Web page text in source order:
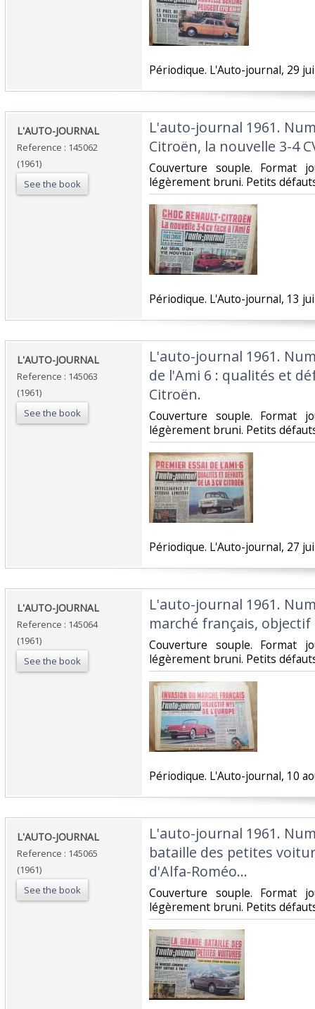
‎Périodique. L'Auto-journal, 29
‎L'AUTO-JOURNAL ‎
Reference : 145062
(1961)
See the book
‎L'auto-journal 1961.
Citroën, la nouvelle 3-4
‎Couverture souple. Format
légèrement bruni. Petits
‎Périodique. L'Auto-journal, 13
‎L'AUTO-JOURNAL ‎
Reference : 145063
(1961)
See the book
‎L'auto-journal 1961.
de l'Ami 6 : qualités et
Citroën.‎
‎Couverture souple. Format
légèrement bruni. Petits
‎Périodique. L'Auto-journal, 27
‎L'AUTO-JOURNAL ‎
Reference : 145064
(1961)
See the book
‎L'auto-journal 1961.
marché français, objectif
‎Couverture souple. Format
légèrement bruni. Petits
‎Périodique. L'Auto-journal, 10
‎L'AUTO-JOURNAL ‎
Reference : 145065
(1961)
See the book
‎L'auto-journal 1961.
bataille des petites
d'Alfa-Roméo...‎
‎Couverture souple. Format
légèrement bruni. Petits